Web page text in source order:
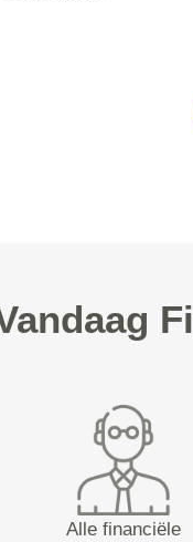
Alle financiële